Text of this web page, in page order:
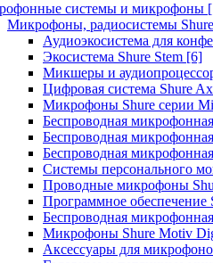
системы и микрофоны
Микрофоны, радиосистемы Shure
Аудиоэкосистема для
Экосистема Shure Stem [6]
Микшеры и
Цифровая система Shure
Микрофоны Shure серии
Беспроводная
Беспроводная
Беспроводная
Системы персонального
Проводные микрофоны
Программное обеспечение
Беспроводная
Микрофоны Shure Motiv
Аксессуары для